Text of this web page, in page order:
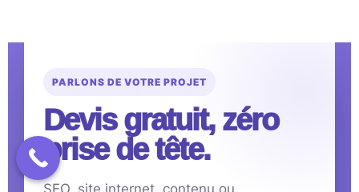
PARLONS DE VOTRE PROJET
Devis gratuit, zéro
prise de tête.
SEO, site internet, contenu ou